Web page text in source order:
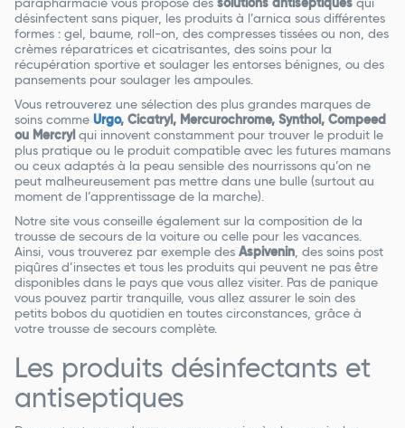
parapharmacie vous propose des solutions antiseptiques qui
désinfectent sans piquer, les produits à l’arnica sous différentes
formes : gel, baume, roll-on, des compresses tissées ou non, des
crèmes réparatrices et cicatrisantes, des soins pour la
récupération sportive et soulager les entorses bénignes, ou des
pansements pour soulager les ampoules.
Vous retrouverez une sélection des plus grandes marques de
soins comme Urgo, Cicatryl, Mercurochrome, Synthol, Compeed
ou Mercryl qui innovent constamment pour trouver le produit le
plus pratique ou le produit compatible avec les futures mamans
ou ceux adaptés à la peau sensible des nourrissons qu’on ne
peut malheureusement pas mettre dans une bulle (surtout au
moment de l’apprentissage de la marche).
Notre site vous conseille également sur la composition de la
trousse de secours de la voiture ou celle pour les vacances.
Ainsi, vous trouverez par exemple des Aspivenin, des soins post
piqûres d’insectes et tous les produits qui peuvent ne pas être
disponibles dans le pays que vous allez visiter. Pas de panique
vous pouvez partir tranquille, vous allez assurer le soin des
petits bobos du quotidien en toutes circonstances, grâce à
votre trousse de secours complète.
Les produits désinfectants et
antiseptiques